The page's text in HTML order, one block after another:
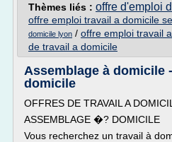
Thèmes liés : offre d'emploi
offre emploi travail a domicile
domicile lyon / offre emploi travail
de travail a domicile
Assemblage à domicile
domicile
OFFRES DE TRAVAIL A
ASSEMBLAGE �? DOMICILE
Vous recherchez un travail à